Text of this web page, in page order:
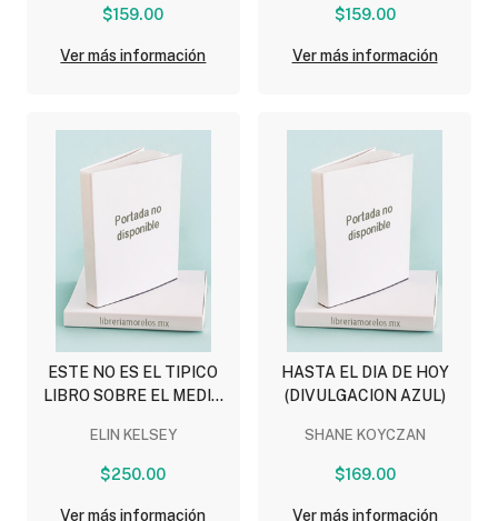
$159.00
Ver más información
$159.00
Ver más información
ESTE NO ES EL TIPICO
LIBRO SOBRE EL MEDIO
(DIVULGACION NARANJA)
ELIN KELSEY
$250.00
Ver más información
HASTA EL DIA DE HOY
(DIVULGACION AZUL)
SHANE KOYCZAN
$169.00
Ver más información